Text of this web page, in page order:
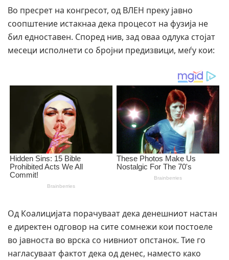
Во пресрет на конгресот, од ВЛЕН преку јавно
соопштение истакнаа дека процесот на фузија не
бил едноставен. Според нив, зад оваа одлука стојат
месеци исполнети со бројни предизвици, меѓу кои:
Од Коалицијата порачуваат дека денешниот настан
е директен одговор на сите сомнежи кои постоеле
во јавноста во врска со нивниот опстанок. Тие го
нагласуваат фактот дека од денес, наместо како